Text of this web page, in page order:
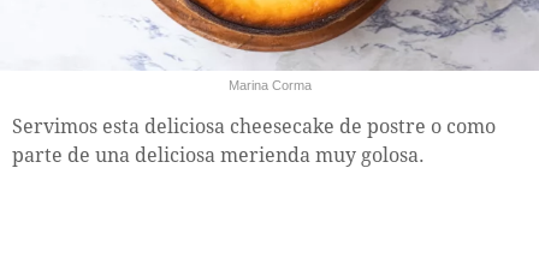
Marina Corma
Servimos esta deliciosa cheesecake de postre o como
parte de una deliciosa merienda muy golosa.